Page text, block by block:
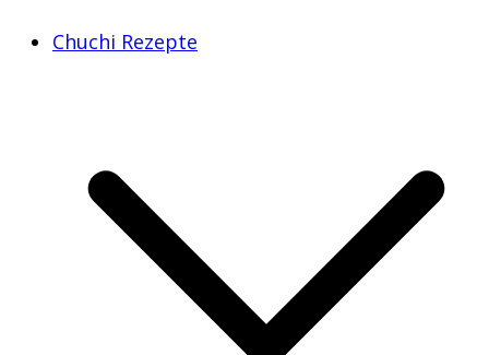
Chuchi Rezepte